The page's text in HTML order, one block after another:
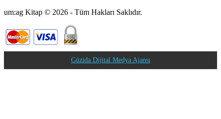
um:ag Kitap © 2026 - Tüm Hakları Saklıdır.
Güzida Dijital Medya Ajansı